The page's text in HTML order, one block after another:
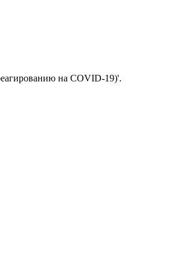
на COVID-19)'.